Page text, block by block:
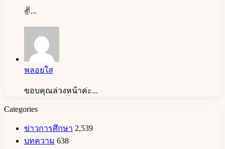
✌️...
พลอยใส
ขอบคุณล่วงหน้าค่ะ...
Categories
ข่าวการศึกษา 2,539
บทความ 638